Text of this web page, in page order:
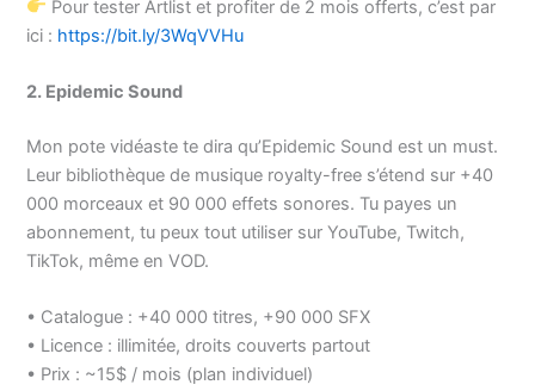
Pour tester Artlist et profiter de 2 mois offerts, c’est par
ici : https://bit.ly/3WqVVHu
2. Epidemic Sound
Mon pote vidéaste te dira qu’Epidemic Sound est un must.
Leur bibliothèque de musique royalty-free s’étend sur +40
000 morceaux et 90 000 effets sonores. Tu payes un
abonnement, tu peux tout utiliser sur YouTube, Twitch,
TikTok, même en VOD.
• Catalogue : +40 000 titres, +90 000 SFX
• Licence : illimitée, droits couverts partout
• Prix : ~15$ / mois (plan individuel)